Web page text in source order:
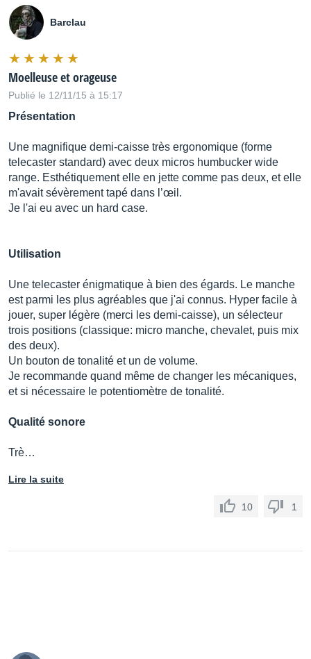
Barclau
Moelleuse et orageuse
Publié le 12/11/15 à 15:17
Présentation
Une magnifique demi-caisse très ergonomique (forme
telecaster standard) avec deux micros humbucker wide
range. Esthétiquement elle en jette comme pas deux, et elle
m'avait sévèrement tapé dans l’œil.
Je l'ai eu avec un hard case.
Utilisation
Une telecaster énigmatique à bien des égards. Le manche
est parmi les plus agréables que j'ai connus. Hyper facile à
jouer, super légère (merci les demi-caisse), un sélecteur
trois positions (classique: micro manche, chevalet, puis mix
des deux).
Un bouton de tonalité et un de volume.
Je recommande quand même de changer les mécaniques,
et si nécessaire le potentiomètre de tonalité.
Qualité sonore
Trè…
Lire la suite
10 1